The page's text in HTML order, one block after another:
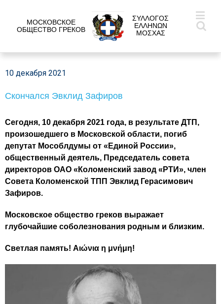
МОСКОВСКОЕ
ОБЩЕСТВО ГРЕКОВ
ΣΥΛΛΟΓΟΣ
ΕΛΛΗΝΩΝ
ΜΟΣΧΑΣ
10 декабря 2021
Скончался Эвклид Зафиров
Сегодня, 10 декабря 2021 года, в результате ДТП,
произошедшего в Московской области, погиб
депутат Мособлдумы от «Единой России»,
общественный деятель, Председатель совета
директоров ОАО «Коломенский завод «РТИ», член
Совета Коломенской ТПП Эвклид Герасимович
Зафиров.
Московское общество греков выражает
глубочайшие соболезнования родным и близким.
Светлая память! Αιώνια η μνήμη!